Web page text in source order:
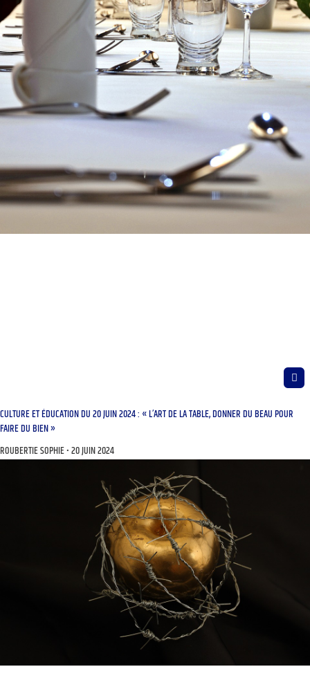
CULTURE ET ÉDUCATION DU 20 JUIN 2024 : « L’ART DE LA TABLE, DONNER DU BEAU POUR
FAIRE DU BIEN »
ROUBERTIE SOPHIE 20 JUIN 2024